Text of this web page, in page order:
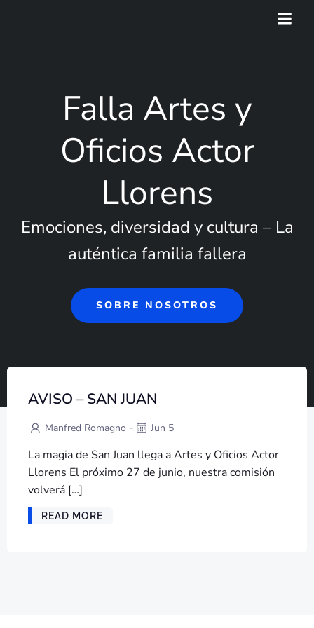
Falla Artes y
Oficios Actor
Llorens
Emociones, diversidad y cultura – La
auténtica familia fallera
SOBRE NOSOTROS
AVISO – SAN JUAN
Manfred Romagno - Jun 5
La magia de San Juan llega a Artes y Oficios Actor
Llorens El próximo 27 de junio, nuestra comisión
volverá […]
READ MORE